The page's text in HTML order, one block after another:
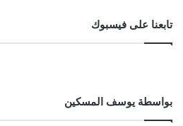
تابعنا على فيسبوك
بواسطة يوسف المسكين